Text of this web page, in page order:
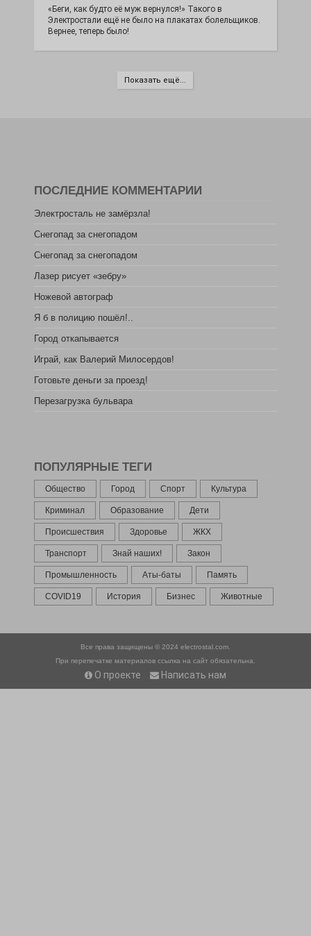
«Беги, как будто её муж вернулся!» Такого в
Электростали ещё не было на плакатах болельщиков.
Вернее, теперь было!
Показать ещё...
ПОСЛЕДНИЕ КОММЕНТАРИИ
Электросталь не замёрзла!
Снегопад за снегопадом
Снегопад за снегопадом
Лазер рисует «зебру»
Ножевой автограф
Я б в полицию пошёл!..
Город откапывается
Играй, как Валерий Милосердов!
Готовьте деньги за проезд!
Перезагрузка бульвара
ПОПУЛЯРНЫЕ ТЕГИ
Общество Город Спорт Культура
Криминал Образование Дети
Происшествия Здоровье ЖКХ
Транспорт Знай наших! Закон
Промышленность Аты-баты Память
COVID19 История Бизнес Животные
Все права защищены © 2024 electrostal.com.
При перепечатке материалов ссылка на сайт обязательна.
О проекте Написать нам